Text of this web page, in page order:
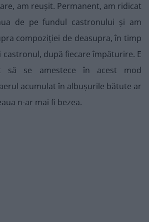
am reușit. Permanent, am ridicat
de pe fundul castronului și am
compoziției de deasupra, în timp
după fiecare împăturire. E
să se amestece în acest mod
acumulat în albușurile bătute ar
n-ar mai fi bezea.